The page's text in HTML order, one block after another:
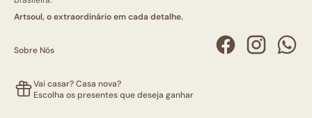
Artsoul, o extraordinário em cada detalhe.
Sobre Nós
Vai casar? Casa nova?
Escolha os presentes que deseja ganhar